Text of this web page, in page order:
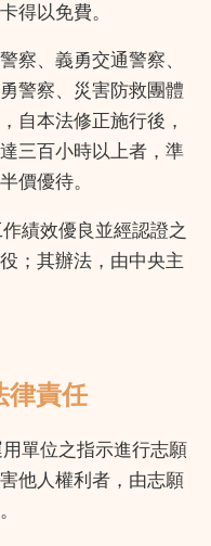
得以免費。
察、義勇交通警察、
警察、災害防救團體
自本法修正施行後，
三百小時以上者，準
價優待。
績效優良並經認證之
；其辦法，由中央主
律責任
單位之指示進行志願
他人權利者，由志願